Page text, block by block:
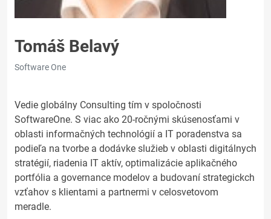
Tomáš Belavý
Software One
Vedie globálny Consulting tím v spoločnosti
SoftwareOne. S viac ako 20-ročnými skúsenosťami v
oblasti informačných technológií a IT poradenstva sa
podieľa na tvorbe a dodávke služieb v oblasti digitálnych
stratégií, riadenia IT aktív, optimalizácie aplikačného
portfólia a governance modelov a budovaní strategickch
vzťahov s klientami a partnermi v celosvetovom
meradle.